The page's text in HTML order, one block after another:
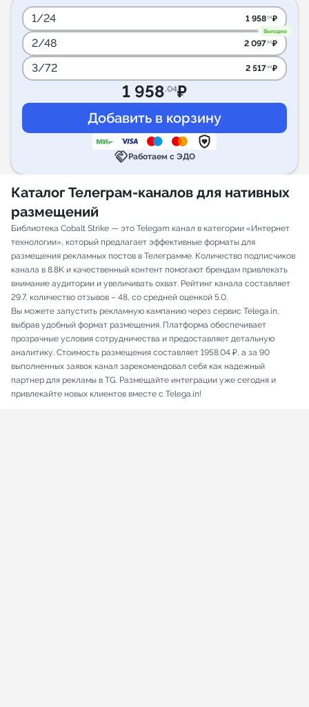
1/24 1 958.04₽
Выгодно
2/48 2 097.90₽
3/72 2 517.48₽
1 958.04₽
handshakeРаботаем с ЭДО
Каталог Телеграм-каналов для нативных
размещений
Библиотека Cobalt Strike — это Telegam канал в категории «Интернет
технологии», который предлагает эффективные форматы для
размещения рекламных постов в Телеграмме. Количество подписчиков
канала в 8.8K и качественный контент помогают брендам привлекать
внимание аудитории и увеличивать охват. Рейтинг канала составляет
29.7, количество отзывов – 48, со средней оценкой 5.0.
Вы можете запустить рекламную кампанию через сервис Telega.in,
выбрав удобный формат размещения. Платформа обеспечивает
прозрачные условия сотрудничества и предоставляет детальную
аналитику. Стоимость размещения составляет 1958.04 ₽, а за 90
выполненных заявок канал зарекомендовал себя как надежный
партнер для рекламы в TG. Размещайте интеграции уже сегодня и
привлекайте новых клиентов вместе с Telega.in!